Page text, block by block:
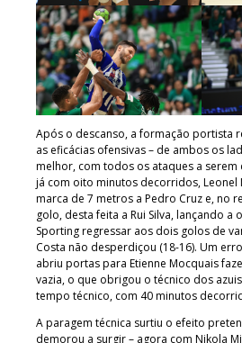
Após o descanso, a formação portista
as eficácias ofensivas – de ambos os
melhor, com todos os ataques a serem
já com oito minutos decorridos, Leonel
marca de 7 metros a Pedro Cruz e, no
golo, desta feita a Rui Silva, lançando
Sporting regressar aos dois golos de
Costa não desperdiçou (18-16). Um
abriu portas para Etienne Mocquais
vazia, o que obrigou o técnico dos
tempo técnico, com 40 minutos
A paragem técnica surtiu o efeito
demorou a surgir – agora com Nikola